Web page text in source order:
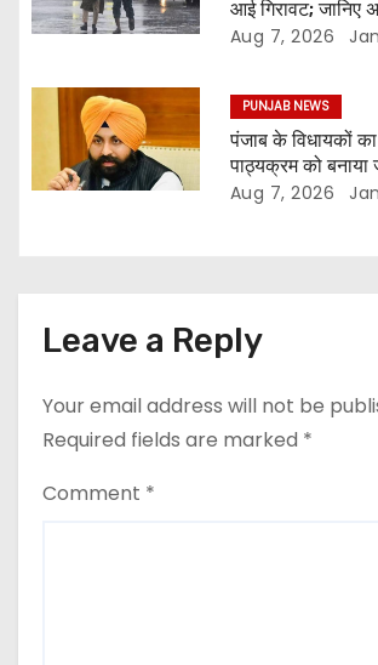
आई गिरावट; जानिए
मौसम
Aug 7, 2026
PUNJAB NEWS
पंजाब के विधायकों
पाठ्यक्रम को बनाया
प्रासंगिक और
Aug 7, 2026
Leave a Reply
Your email address will not be
Required fields are marked *
Comment *